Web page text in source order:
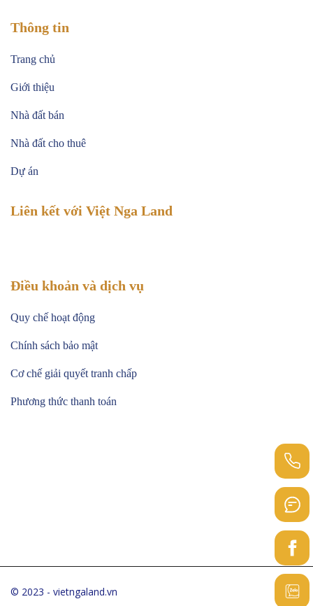
Thông tin
Trang chủ
Giới thiệu
Nhà đất bán
Nhà đất cho thuê
Dự án
Liên kết với Việt Nga Land
Điều khoản và dịch vụ
Quy chế hoạt động
Chính sách bảo mật
Cơ chế giải quyết tranh chấp
Phương thức thanh toán
© 2023 - vietngaland.vn